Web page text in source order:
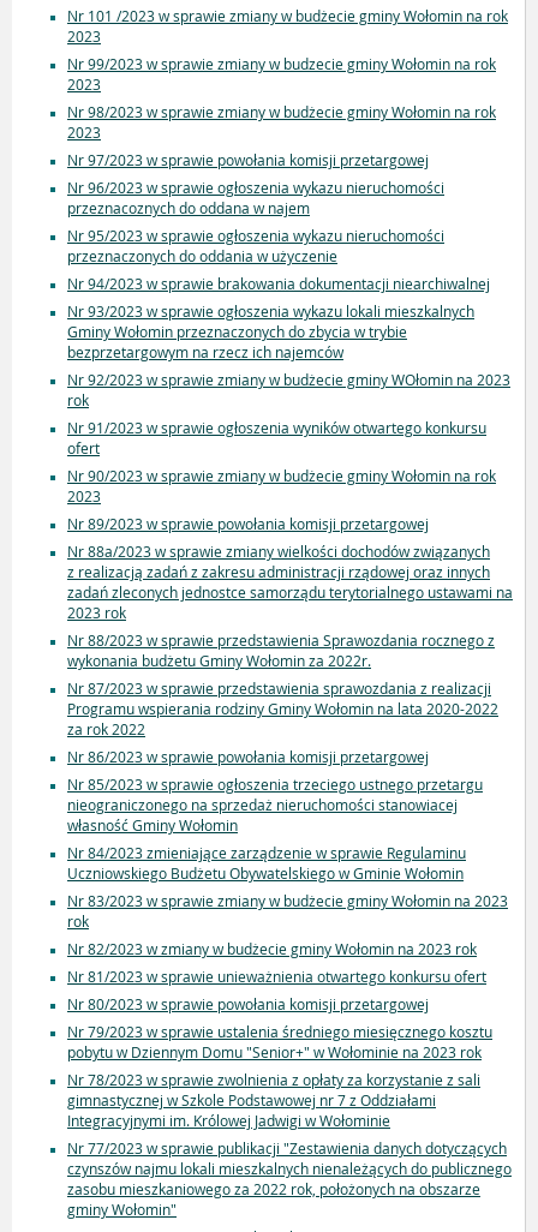
Nr 101 /2023 w sprawie zmiany w budżecie gminy Wołomin na rok
2023
Nr 99/2023 w sprawie zmiany w budzecie gminy Wołomin na rok
2023
Nr 98/2023 w sprawie zmiany w budżecie gminy Wołomin na rok
2023
Nr 97/2023 w sprawie powołania komisji przetargowej
Nr 96/2023 w sprawie ogłoszenia wykazu nieruchomości
przeznacoznych do oddana w najem
Nr 95/2023 w sprawie ogłoszenia wykazu nieruchomości
przeznaczonych do oddania w użyczenie
Nr 94/2023 w sprawie brakowania dokumentacji niearchiwalnej
Nr 93/2023 w sprawie ogłoszenia wykazu lokali mieszkalnych
Gminy Wołomin przeznaczonych do zbycia w trybie
bezprzetargowym na rzecz ich najemców
Nr 92/2023 w sprawie zmiany w budżecie gminy WOłomin na 2023
rok
Nr 91/2023 w sprawie ogłoszenia wyników otwartego konkursu
ofert
Nr 90/2023 w sprawie zmiany w budżecie gminy Wołomin na rok
2023
Nr 89/2023 w sprawie powołania komisji przetargowej
Nr 88a/2023 w sprawie zmiany wielkości dochodów związanych
z realizacją zadań z zakresu administracji rządowej oraz innych
zadań zleconych jednostce samorządu terytorialnego ustawami na
2023 rok
Nr 88/2023 w sprawie przedstawienia Sprawozdania rocznego z
wykonania budżetu Gminy Wołomin za 2022r.
Nr 87/2023 w sprawie przedstawienia sprawozdania z realizacji
Programu wspierania rodziny Gminy Wołomin na lata 2020-2022
za rok 2022
Nr 86/2023 w sprawie powołania komisji przetargowej
Nr 85/2023 w sprawie ogłoszenia trzeciego ustnego przetargu
nieograniczonego na sprzedaż nieruchomości stanowiacej
własność Gminy Wołomin
Nr 84/2023 zmieniające zarządzenie w sprawie Regulaminu
Uczniowskiego Budżetu Obywatelskiego w Gminie Wołomin
Nr 83/2023 w sprawie zmiany w budżecie gminy Wołomin na 2023
rok
Nr 82/2023 w zmiany w budżecie gminy Wołomin na 2023 rok
Nr 81/2023 w sprawie unieważnienia otwartego konkursu ofert
Nr 80/2023 w sprawie powołania komisji przetargowej
Nr 79/2023 w sprawie ustalenia średniego miesięcznego kosztu
pobytu w Dziennym Domu "Senior+" w Wołominie na 2023 rok
Nr 78/2023 w sprawie zwolnienia z opłaty za korzystanie z sali
gimnastycznej w Szkole Podstawowej nr 7 z Oddziałami
Integracyjnymi im. Królowej Jadwigi w Wołominie
Nr 77/2023 w sprawie publikacji "Zestawienia danych dotyczących
czynszów najmu lokali mieszkalnych nienależących do publicznego
zasobu mieszkaniowego za 2022 rok, położonych na obszarze
gminy Wołomin"